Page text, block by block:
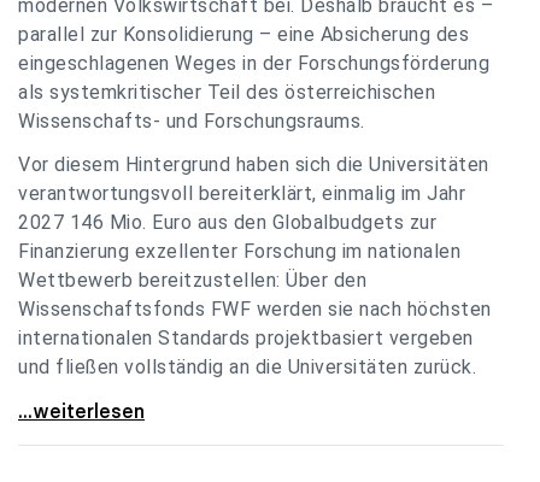
modernen Volkswirtschaft bei. Deshalb braucht es –
parallel zur Konsolidierung – eine Absicherung des
eingeschlagenen Weges in der Forschungsförderung
als systemkritischer Teil des österreichischen
Wissenschafts- und Forschungsraums.
Vor diesem Hintergrund haben sich die Universitäten
verantwortungsvoll bereiterklärt, einmalig im Jahr
2027 146 Mio. Euro aus den Globalbudgets zur
Finanzierung exzellenter Forschung im nationalen
Wettbewerb bereitzustellen: Über den
Wissenschaftsfonds FWF werden sie nach höchsten
internationalen Standards projektbasiert vergeben
und fließen vollständig an die Universitäten zurück.
Gemeinsam für einen starken Wissenschafts- und
...weiterlesen